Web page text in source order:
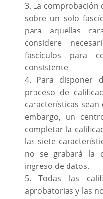
3. La comprobación
sobre un solo
para aquellas
considere
fascículos para
consistente.
4. Para disponer
proceso de
características sean
embargo, un
completar la
las siete
no se grabará la
ingreso de datos.
5. Todas las
aprobatorias y las